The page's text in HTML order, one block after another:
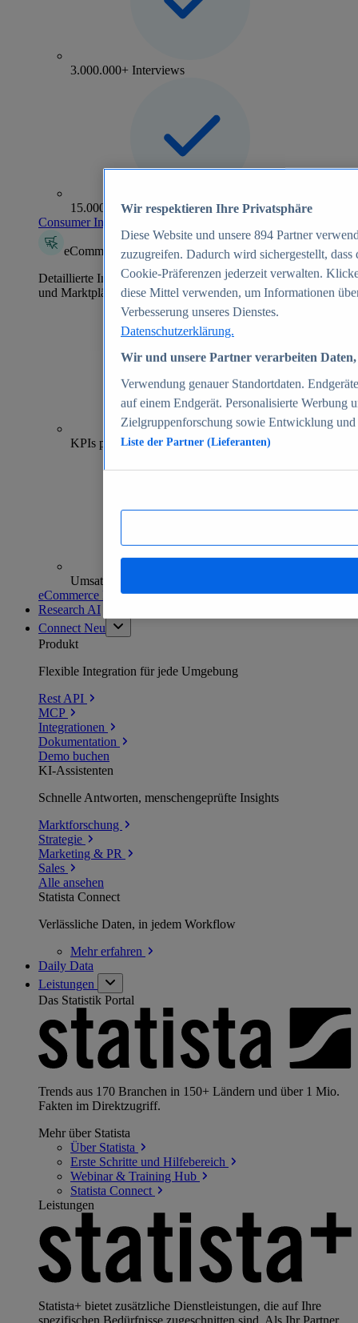
3.000.000+ Interviews
15.000+ Marken
Consumer Insights entdecken
eCommerce Insights
Detaillierte Informationen zu mehr als 39.000 Online-Shops
und Marktplätzen
70+
KPIs pro Shop
Umsatzanalysen und -prognosen
eCommerce Insights entdecken
Research AI
Connect Neu
Produkt
Flexible Integration für jede Umgebung
Rest API
MCP
Integrationen
Dokumentation
Demo buchen
KI-Assistenten
Schnelle Antworten, menschengeprüfte Insights
Marktforschung
Strategie
Marketing & PR
Sales
Alle ansehen
Statista Connect
Verlässliche Daten, in jedem Workflow
Mehrerfahren
Daily Data
Leistungen
Das Statistik Portal
Trends aus 170 Branchen in 150+ Ländern und über 1 Mio.
Fakten im Direktzugriff.
Mehr über Statista
Über Statista
Erste Schritte und Hilfebereich
Webinar & Training Hub
Statista Connect
Leistungen
Statista+ bietet zusätzliche Dienstleistungen, die auf Ihre
spezifischen Bedürfnisse zugeschnitten sind. Als Ihr Partner
Wir respektieren Ihre Privatsphäre
Diese Website und unsere 894 Partner
zuzugreifen. Dadurch wird sichergestellt,
Cookie-Präferenzen jederzeit verwalten.
diese Mittel verwenden, um Informationen
Verbesserung unseres Dienstes.
Datenschutzerklärung.
Wir und unsere Partner verarbeiten
Verwendung genauer Standortdaten.
auf einem Endgerät. Personalisierte Werbung
Zielgruppenforschung sowie Entwicklung
Liste der Partner (Lieferanten)